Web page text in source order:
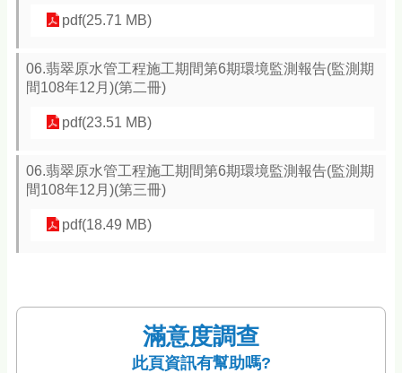
pdf(25.71 MB)
06.翡翠原水管工程施工期間第6期環境監測報告(監測期
間108年12月)(第二冊)
pdf(23.51 MB)
06.翡翠原水管工程施工期間第6期環境監測報告(監測期
間108年12月)(第三冊)
pdf(18.49 MB)
滿意度調查
此頁資訊有幫助嗎?